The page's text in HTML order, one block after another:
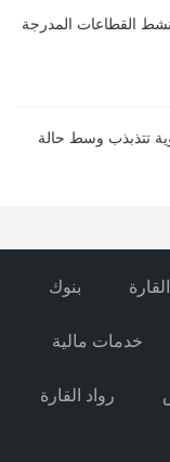
القطاعات المدرجة
تتذبذب وسط حالة
بنوك
خدمات مالية
رواد القارة